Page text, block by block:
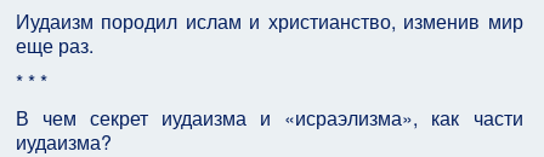
Иудаизм породил ислам и христианство, изменив мир
еще раз.
* * *
В чем секрет иудаизма и «исраэлизма», как части
иудаизма?